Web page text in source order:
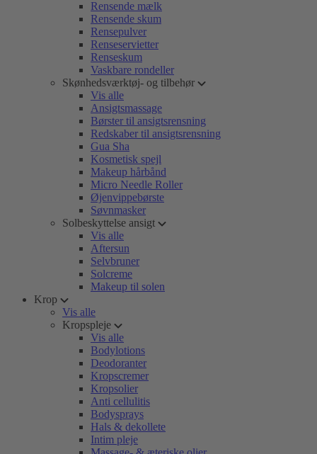
Rensende mælk
Rensende skum
Rensepulver
Renseservietter
Renseskum
Vaskbare rondeller
Skønhedsværktøj- og tilbehør
Vis alle
Ansigtsmassage
Børster til ansigtsrensning
Redskaber til ansigtsrensning
Gua Sha
Kosmetisk spejl
Makeup hårbånd
Micro Needle Roller
Øjenvippebørste
Søvnmasker
Solbeskyttelse ansigt
Vis alle
Aftersun
Selvbruner
Solcreme
Makeup til solen
Krop
Vis alle
Kropspleje
Vis alle
Bodylotions
Deodoranter
Kropscremer
Kropsolier
Anti cellulitis
Bodysprays
Hals & dekollete
Intim pleje